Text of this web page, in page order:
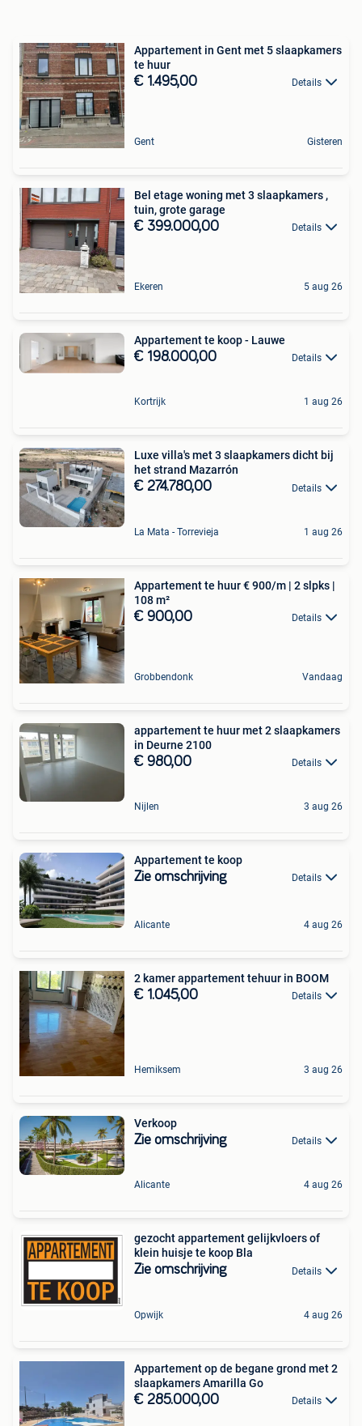
Appartement in Gent met 5 slaapkamers
te huur
€ 1.495,00 Details
Gent Gisteren
Bel etage woning met 3 slaapkamers ,
tuin, grote garage
€ 399.000,00 Details
Ekeren 5 aug 26
Appartement te koop - Lauwe
€ 198.000,00 Details
Kortrijk 1 aug 26
Luxe villa's met 3 slaapkamers dicht bij
het strand Mazarrón
€ 274.780,00 Details
La Mata - Torrevieja 1 aug 26
Appartement te huur € 900/m | 2 slpks |
108 m²
€ 900,00 Details
Grobbendonk Vandaag
appartement te huur met 2 slaapkamers
in Deurne 2100
€ 980,00 Details
Nijlen 3 aug 26
Appartement te koop
Zie omschrijving Details
Alicante 4 aug 26
2 kamer appartement tehuur in BOOM
€ 1.045,00 Details
Hemiksem 3 aug 26
Verkoop
Zie omschrijving Details
Alicante 4 aug 26
gezocht appartement gelijkvloers of
klein huisje te koop Bla
Zie omschrijving Details
Opwijk 4 aug 26
Appartement op de begane grond met 2
slaapkamers Amarilla Go
€ 285.000,00 Details